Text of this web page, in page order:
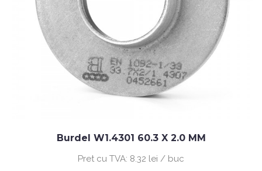
Burdel W1.4301 60.3 X 2.0 MM
Pret cu TVA: 8.32 lei / buc